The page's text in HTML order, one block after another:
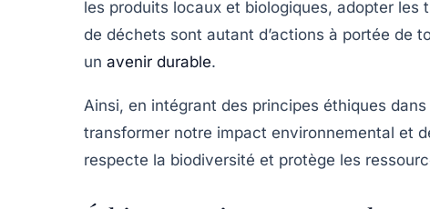
les produits locaux et biologiques, adopter
de déchets sont autant d’actions à portée de
un avenir durable.
Ainsi, en intégrant des principes éthiques
transformer notre impact environnemental et
respecte la biodiversité et protège les